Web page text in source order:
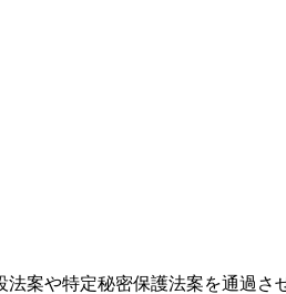
案や特定秘密保護法案を通過さ